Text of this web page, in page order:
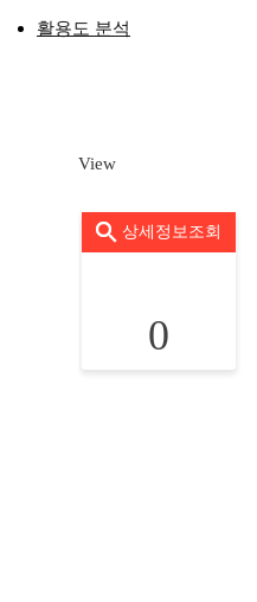
활용도 분석
View
상세정보조회
0